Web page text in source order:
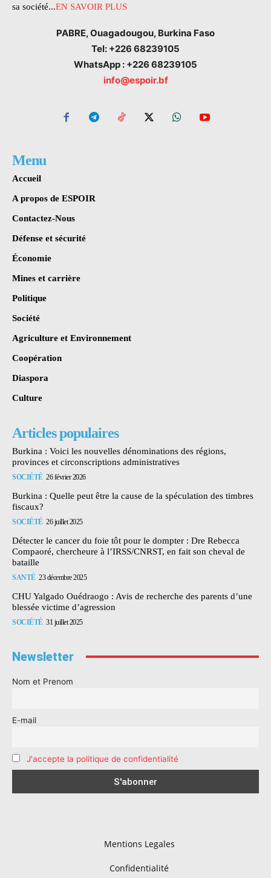
sa société...EN SAVOIR PLUS
PABRE, Ouagadougou, Burkina Faso
Tel: +226 68239105
WhatsApp : +226 68239105
info@espoir.bf
Menu
Accueil
A propos de ESPOIR
Contactez-Nous
Défense et sécurité
Économie
Mines et carrière
Politique
Société
Agriculture et Environnement
Coopération
Diaspora
Culture
Articles populaires
Burkina : Voici les nouvelles dénominations des régions,
provinces et circonscriptions administratives
SOCIÉTÉ 26 février 2026
Burkina : Quelle peut être la cause de la spéculation des timbres
fiscaux?
SOCIÉTÉ 26 juillet 2025
Détecter le cancer du foie tôt pour le dompter : Dre Rebecca
Compaoré, chercheure à l’IRSS/CNRST, en fait son cheval de
bataille
SANTÉ 23 décembre 2025
CHU Yalgado Ouédraogo : Avis de recherche des parents d’une
blessée victime d’agression
SOCIÉTÉ 31 juillet 2025
Newsletter
Nom et Prenom
E-mail
J'accepte la politique de confidentialité
Mentions Legales
Confidentialité